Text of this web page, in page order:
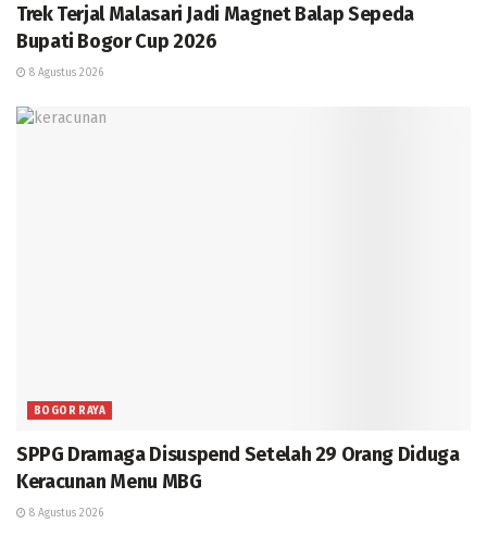
Trek Terjal Malasari Jadi Magnet Balap Sepeda
Bupati Bogor Cup 2026
8 Agustus 2026
BOGOR RAYA
SPPG Dramaga Disuspend Setelah 29 Orang Diduga
Keracunan Menu MBG
8 Agustus 2026